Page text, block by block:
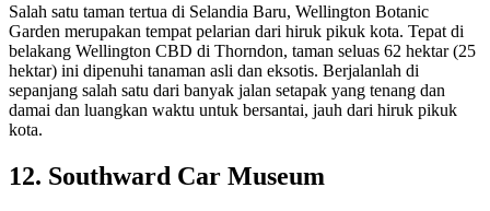
Salah satu taman tertua di Selandia Baru, Wellington Botanic
Garden merupakan tempat pelarian dari hiruk pikuk kota. Tepat di
belakang Wellington CBD di Thorndon, taman seluas 62 hektar (25
hektar) ini dipenuhi tanaman asli dan eksotis. Berjalanlah di
sepanjang salah satu dari banyak jalan setapak yang tenang dan
damai dan luangkan waktu untuk bersantai, jauh dari hiruk pikuk
kota.
12. Southward Car Museum